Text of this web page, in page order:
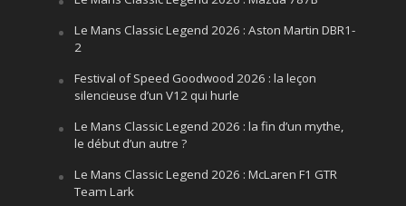
Le Mans Classic Legend 2026 : Aston Martin DBR1-
2
Festival of Speed Goodwood 2026 : la leçon
silencieuse d’un V12 qui hurle
Le Mans Classic Legend 2026 : la fin d’un mythe,
le début d’un autre ?
Le Mans Classic Legend 2026 : McLaren F1 GTR
Team Lark